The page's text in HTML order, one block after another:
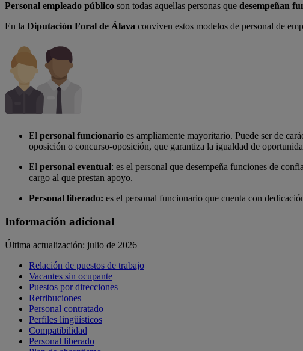
Personal empleado público son todas aquellas personas que desempeñan
En la Diputación Foral de Álava conviven estos modelos de personal de
El personal funcionario es ampliamente mayoritario. Puede ser de
oposición o concurso-oposición, que garantiza la igualdad de
El personal eventual: es el personal que desempeña funciones de
cargo al que prestan apoyo.
Personal liberado: es el personal funcionario que cuenta con
Información adicional
Última actualización: julio de 2026
Relación de puestos de trabajo
Vacantes sin ocupante
Puestos por direcciones
Retribuciones
Personal contratado
Perfiles lingüísticos
Compatibilidad
Personal liberado